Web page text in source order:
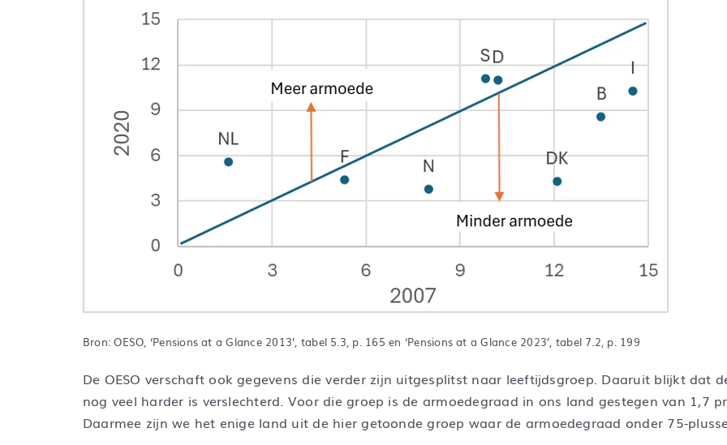
Bron: OESO, ‘Pensions at a Glance 2013’, tabel 5.3, p. 165 en ‘Pensions at a Glance 2023’, tabel 7.2, p. 199
De OESO verschaft ook gegevens die verder zijn uitgesplitst naar leeftijdsgroep. Daaruit blijkt dat
nog veel harder is verslechterd. Voor die groep is de armoedegraad in ons land gestegen van 1,7
Daarmee zijn we het enige land uit de hier getoonde groep waar de armoedegraad onder 75-